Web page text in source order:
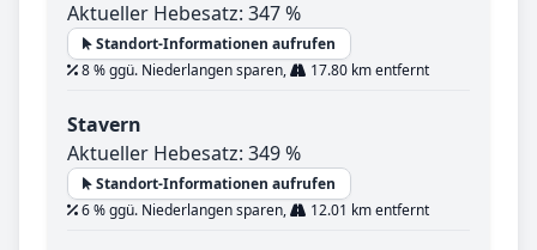
Aktueller Hebesatz: 347 %
Standort-Informationen aufrufen
8 % ggü. Niederlangen sparen,
17.80 km entfernt
Stavern
Aktueller Hebesatz: 349 %
Standort-Informationen aufrufen
6 % ggü. Niederlangen sparen,
12.01 km entfernt